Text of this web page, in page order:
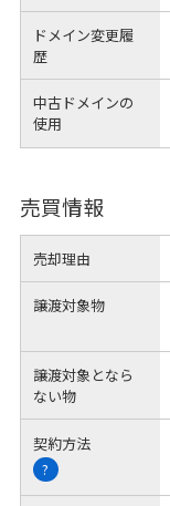
ドメイン変更履
歴
中古ドメインの
使用
売買情報
売却理由
譲渡対象物
譲渡対象となら
ない物
契約方法
?